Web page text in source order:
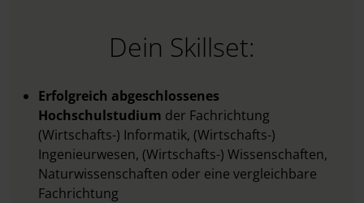
Dein Skillset:
Erfolgreich abgeschlossenes
Hochschulstudium der Fachrichtung
(Wirtschafts-) Informatik, (Wirtschafts-)
Ingenieurwesen, (Wirtschafts-) Wissenschaften,
Naturwissenschaften oder eine vergleichbare
Fachrichtung